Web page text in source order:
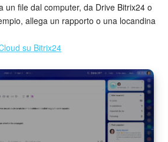
un file dal computer, da Drive Bitrix24 o
allega un rapporto o una locandina
su Bitrix24